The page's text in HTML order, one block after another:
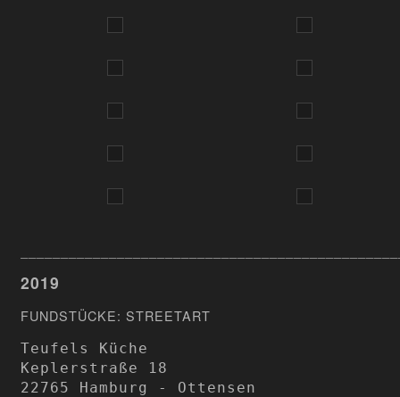
2019
FUNDSTÜCKE: STREETART
Teufels Küche
Keplerstraße 18
22765 Hamburg - Ottensen